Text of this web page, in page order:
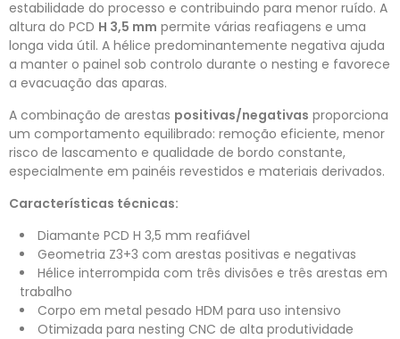
estabilidade do processo e contribuindo para menor ruído. A
altura do PCD H 3,5 mm permite várias reafiagens e uma
longa vida útil. A hélice predominantemente negativa ajuda
a manter o painel sob controlo durante o nesting e favorece
a evacuação das aparas.
A combinação de arestas positivas/negativas proporciona
um comportamento equilibrado: remoção eficiente, menor
risco de lascamento e qualidade de bordo constante,
especialmente em painéis revestidos e materiais derivados.
Características técnicas:
Diamante PCD H 3,5 mm reafiável
Geometria Z3+3 com arestas positivas e negativas
Hélice interrompida com três divisões e três arestas em
trabalho
Corpo em metal pesado HDM para uso intensivo
Otimizada para nesting CNC de alta produtividade